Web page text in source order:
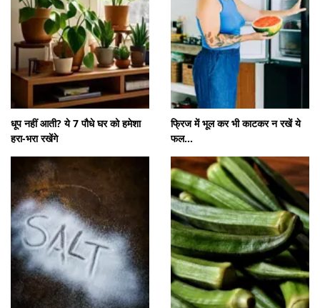
धूप नहीं आती? ये 7 पौधे घर को हमेशा
हरा-भरा रखेंगे
फ्रिज में भूल कर भी काटकर न रखें ये
फल...